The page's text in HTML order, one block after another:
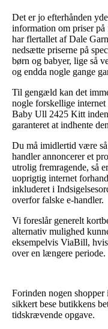
Det er jo efterhånden
information om priser
har flertallet af Dale
nedsætte priserne på
børn og babyer, lige så
og endda nogle gange
Til gengæld kan det
nogle forskellige
Baby Ull 2425 Kitt
garanteret at indhente
Du må imidlertid være
handler annoncerer et
utrolig fremragende, så
uoprigtig internet
inkluderet i
overfor falske e-handler.
Vi foreslår generelt
alternativ mulighed
eksempelvis ViaBill,
over en længere periode.
Forinden nogen
sikkert bese butikkens
tidskrævende opgave.